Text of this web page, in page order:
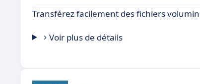
Transférez facilement des fichiers
Voir plus de détails